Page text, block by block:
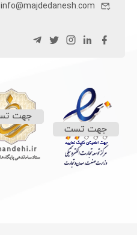
info@majdedanesh.com